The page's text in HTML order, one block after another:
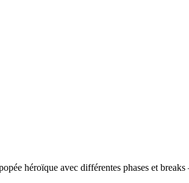
héroïque avec différentes phases et